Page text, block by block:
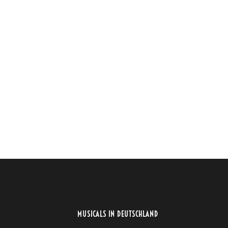
MUSICALS IN DEUTSCHLAND